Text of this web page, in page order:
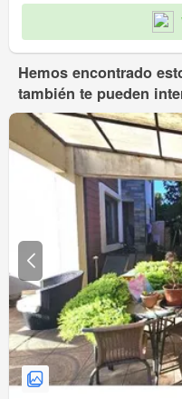
Hemos encontrado
también te pueden